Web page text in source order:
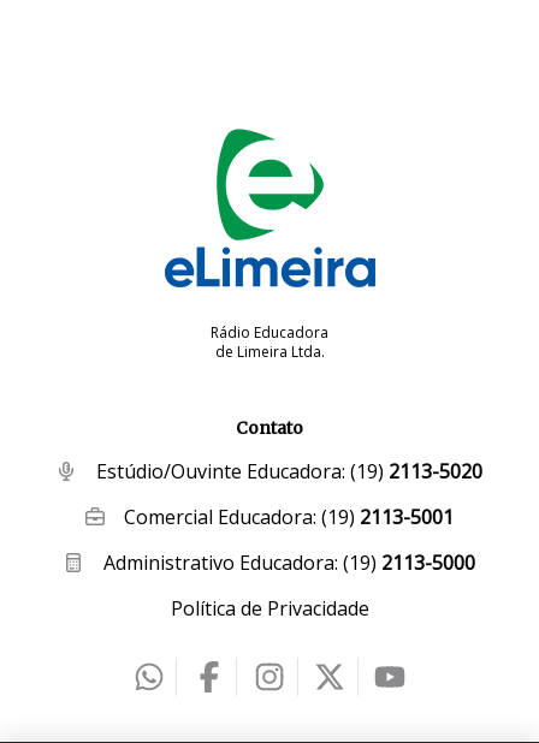
Rádio Educadora
de Limeira Ltda.
Contato
Estúdio/Ouvinte Educadora: (19) 2113-5020
Comercial Educadora:(19) 2113-5001
Administrativo Educadora: (19) 2113-5000
Política de Privacidade